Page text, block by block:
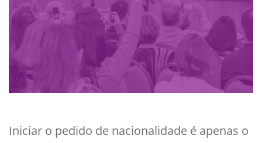
Iniciar o pedido de nacionalidade é apenas o